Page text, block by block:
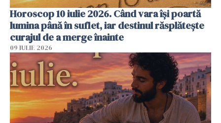
Horoscop 10 iulie 2026. Când vara își poartă
lumina până în suflet, iar destinul răsplătește
curajul de a merge înainte
09 IULIE 2026